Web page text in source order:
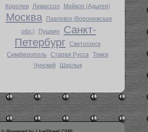
Королев Лимассол Майкоп (Адыгея)
Москва Павловск (Воронежская
обл.) Пушкин Санкт-
Петербург Светогорск
Симферополь Старая Русса Томск
Чунский Шарлык